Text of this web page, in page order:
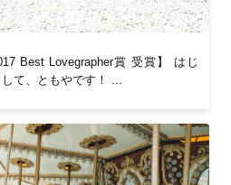
Best Lovegrapher賞 受賞】 はじ
て、ともやです！ ...